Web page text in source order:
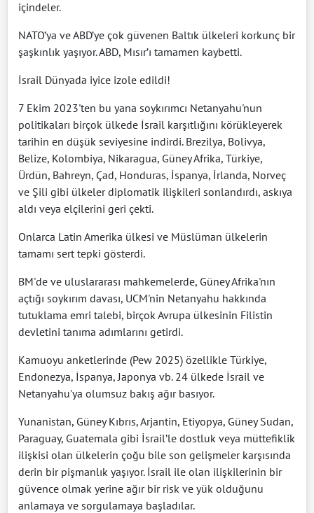
içindeler.
NATO’ya ve ABD’ye çok güvenen Baltık ülkeleri korkunç bir
şaşkınlık yaşıyor. ABD, Mısır’ı tamamen kaybetti.
İsrail Dünyada iyice izole edildi!
7 Ekim 2023'ten bu yana soykırımcı Netanyahu'nun
politikaları birçok ülkede İsrail karşıtlığını körükleyerek
tarihin en düşük seviyesine indirdi. Brezilya, Bolivya,
Belize, Kolombiya, Nikaragua, Güney Afrika, Türkiye,
Ürdün, Bahreyn, Çad, Honduras, İspanya, İrlanda, Norveç
ve Şili gibi ülkeler diplomatik ilişkileri sonlandırdı, askıya
aldı veya elçilerini geri çekti.
Onlarca Latin Amerika ülkesi ve Müslüman ülkelerin
tamamı sert tepki gösterdi.
BM'de ve uluslararası mahkemelerde, Güney Afrika'nın
açtığı soykırım davası, UCM'nin Netanyahu hakkında
tutuklama emri talebi, birçok Avrupa ülkesinin Filistin
devletini tanıma adımlarını getirdi.
Kamuoyu anketlerinde (Pew 2025) özellikle Türkiye,
Endonezya, İspanya, Japonya vb. 24 ülkede İsrail ve
Netanyahu'ya olumsuz bakış ağır basıyor.
Yunanistan, Güney Kıbrıs, Arjantin, Etiyopya, Güney Sudan,
Paraguay, Guatemala gibi İsrail’le dostluk veya müttefiklik
ilişkisi olan ülkelerin çoğu bile son gelişmeler karşısında
derin bir pişmanlık yaşıyor. İsrail ile olan ilişkilerinin bir
güvence olmak yerine ağır bir risk ve yük olduğunu
anlamaya ve sorgulamaya başladılar.